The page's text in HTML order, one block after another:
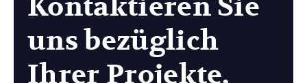
Kontaktieren Sie
uns bezüglich
Ihrer Projekte,